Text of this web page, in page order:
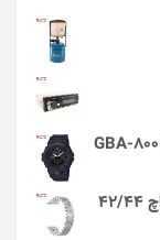
بند طرح Diamond کد i1012 مناسب برای اپل واچ 42/44